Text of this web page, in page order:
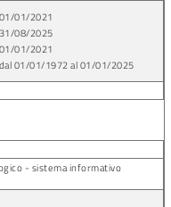
01/01/2021
31/08/2025
01/01/2021
dal 01/01/1972 al 01/01/2025
- sistema informativo